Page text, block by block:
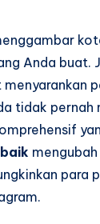
Anda buat.
menyarankan
tidak
para